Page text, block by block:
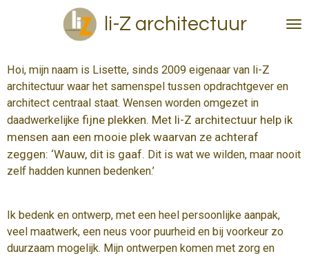
de
hoofdinhoud
li-Z architectuur
Hoi, mijn naam is Lisette, sinds 2009 eigenaar van li-Z
architectuur waar het samenspel tussen opdrachtgever en
architect centraal staat. Wensen worden omgezet in
daadwerkelijke fijne plekken. Met li-Z architectuur help ik
mensen aan een mooie plek waarvan ze achteraf
zeggen: ‘Wauw, dit is gaaf. Dit is wat we wilden, maar nooit
zelf hadden kunnen bedenken.’
Ik bedenk en ontwerp, met een heel persoonlijke aanpak,
veel maatwerk, een neus voor puurheid en bij voorkeur zo
duurzaam mogelijk. Mijn ontwerpen komen met zorg en